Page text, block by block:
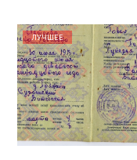
ЛУЧШЕЕ